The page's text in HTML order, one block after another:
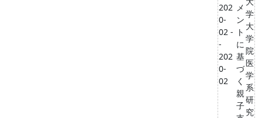
202
0-
02 -
-
202
0-
02
メ
ン
ト
に
基
づ
く
親
子
学
大
学
院
医
学
系
研
究